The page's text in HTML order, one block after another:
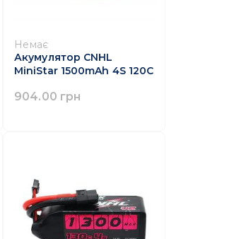
Немає
Акумулятор CNHL
MiniStar 1500mAh 4S 120C
904.00 грн